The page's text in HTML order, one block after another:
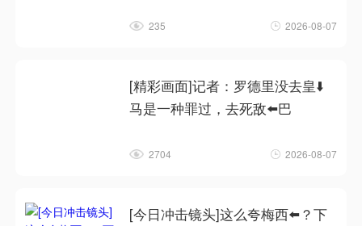
235 2026-08-07
[精彩画面]记者：罗德里没去皇⬇️
马是一种罪过，去死敌⬅️巴
2704 2026-08-07
[今日冲击镜头]这么夸梅西⬅️？下